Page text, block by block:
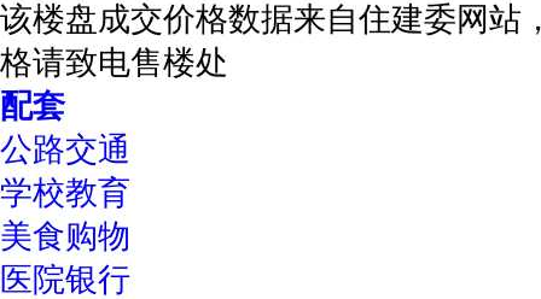
该楼盘成交价格数据来自住建委网站
格请致电售楼处
配套
公路交通
学校教育
美食购物
医院银行